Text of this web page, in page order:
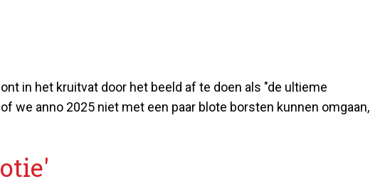
in het kruitvat door het beeld af te doen als "de ultieme
we anno 2025 niet met een paar blote borsten kunnen omgaan,